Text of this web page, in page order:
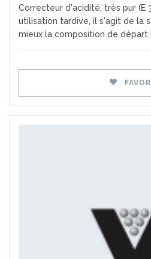
Correcteur d'acidité, très pur (E
utilisation tardive, il s'agit de la
mieux la composition de départ